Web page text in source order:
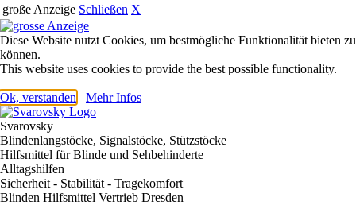
große Anzeige Schließen X
Diese Website nutzt Cookies, um bestmögliche Funktionalität bieten zu
können.
This website uses cookies to provide the best possible functionality.
Ok, verstanden Mehr Infos
Svarovsky
Blindenlangstöcke, Signalstöcke, Stützstöcke
Hilfsmittel für Blinde und Sehbehinderte
Alltagshilfen
Sicherheit - Stabilität - Tragekomfort
Blinden Hilfsmittel Vertrieb Dresden